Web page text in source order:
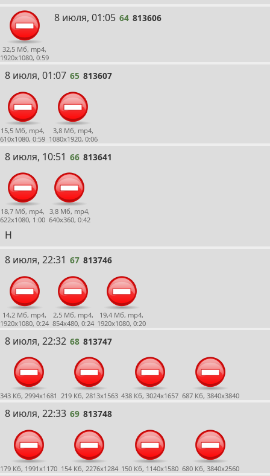
32,5 Мб, mp4,
1920x1080, 0:59
64
8 июля, 01:05 64 813606
65
8 июля, 01:07 65 813607
15,5 Мб, mp4,
610x1080, 0:59
3,8 Мб, mp4,
1080x1920, 0:06
66
8 июля, 10:51 66 813641
18,7 Мб, mp4,
622x1080, 1:00
3,8 Мб, mp4,
640x360, 0:42
H
67
8 июля, 22:31 67 813746
14,2 Мб, mp4,
1920x1080, 0:24
2,5 Мб, mp4,
854x480, 0:24
19,4 Мб, mp4,
1920x1080, 0:20
68
8 июля, 22:32 68 813747
343 Кб, 2994x1681 219 Кб, 2813x1563 438 Кб, 3024x1657 687 Кб, 3840x3840
69
8 июля, 22:33 69 813748
179 Кб, 1991x1170 154 Кб, 2276x1284 150 Кб, 1140x1580 680 Кб, 3840x2560